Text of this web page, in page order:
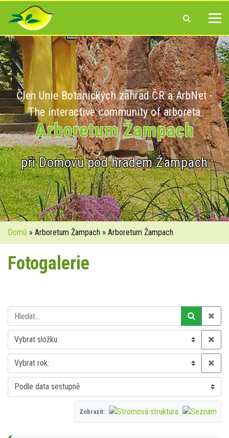
Člen Unie Botanických zahrad ČR a ArbNet -
The interactive community of arboreta
Arboretum Žampach
při Domovu pod hradem Žampach
Domů » Arboretum Žampach » Arboretum Žampach
Fotogalerie
Zobrazit: